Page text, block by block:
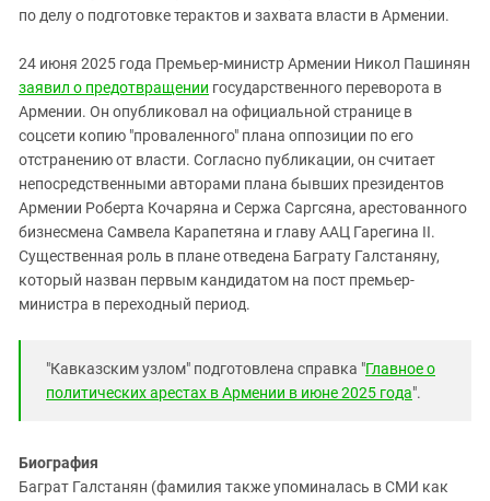
по делу о подготовке терактов и захвата власти в Армении.
24 июня 2025 года Премьер-министр Армении Никол Пашинян
заявил о предотвращении государственного переворота в
Армении. Он опубликовал на официальной странице в
соцсети копию "проваленного" плана оппозиции по его
отстранению от власти. Согласно публикации, он считает
непосредственными авторами плана бывших президентов
Армении Роберта Кочаряна и Сержа Саргсяна, арестованного
бизнесмена Самвела Карапетяна и главу ААЦ Гарегина II.
Существенная роль в плане отведена Баграту Галстаняну,
который назван первым кандидатом на пост премьер-
министра в переходный период.
"Кавказским узлом" подготовлена справка "Главное о
политических арестах в Армении в июне 2025 года".
Биография
Баграт Галстанян (фамилия также упоминалась в СМИ как